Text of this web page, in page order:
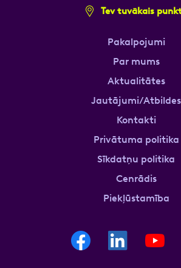
Tev tuvākais
Pakalpojumi
Par mums
Aktualitātes
Jautājumi/Atbildes
Kontakti
Privātuma politika
Sīkdatņu politika
Cenrādis
Piekļūstamība